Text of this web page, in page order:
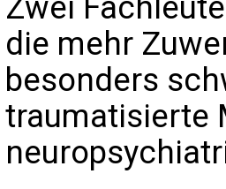
die mehr
besonders
traumatisierte